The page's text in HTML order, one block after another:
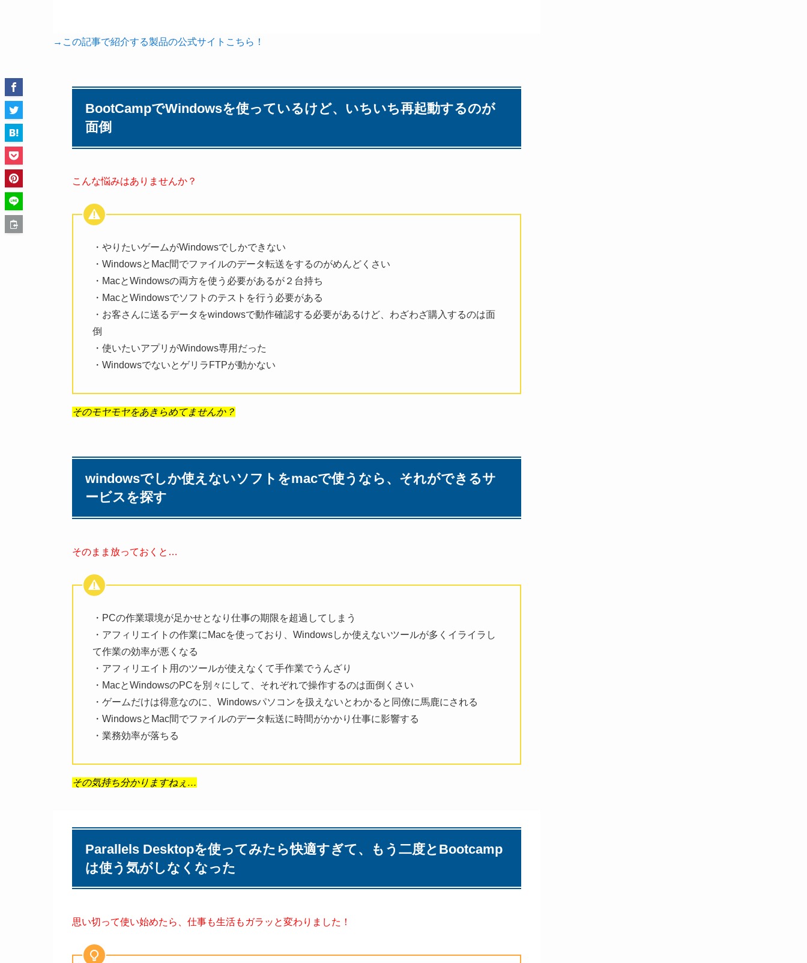
→この記事で紹介する製品の公式サイトこちら！
BootCampでWindowsを使っているけど、いちいち再起動するのが
面倒
こんな悩みはありませんか？
・やりたいゲームがWindowsでしかできない
・WindowsとMac間でファイルのデータ転送をするのがめんどくさい
・MacとWindowsの両方を使う必要があるが２台持ち
・MacとWindowsでソフトのテストを行う必要がある
・お客さんに送るデータをwindowsで動作確認する必要があるけど、わざわざ購入するのは面
倒
・使いたいアプリがWindows専用だった
・WindowsでないとゲリラFTPが動かない
そのモヤモヤをあきらめてませんか？
windowsでしか使えないソフトをmacで使うなら、それができるサ
ービスを探す
そのまま放っておくと…
・PCの作業環境が足かせとなり仕事の期限を超過してしまう
・アフィリエイトの作業にMacを使っており、Windowsしか使えないツールが多くイライラし
て作業の効率が悪くなる
・アフィリエイト用のツールが使えなくて手作業でうんざり
・MacとWindowsのPCを別々にして、それぞれで操作するのは面倒くさい
・ゲームだけは得意なのに、Windowsパソコンを扱えないとわかると同僚に馬鹿にされる
・WindowsとMac間でファイルのデータ転送に時間がかかり仕事に影響する
・業務効率が落ちる
その気持ち分かりますねぇ…
Parallels Desktopを使ってみたら快適すぎて、もう二度とBootcamp
は使う気がしなくなった
思い切って使い始めたら、仕事も生活もガラッと変わりました！